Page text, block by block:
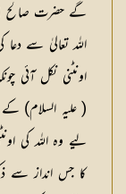
گے حضرت صالح (
اللہ تعالیٰ سے
اونٹنی نکل آئی
( علیہ السلام)
لیے وہ اللہ کی
کا جس انداز سے